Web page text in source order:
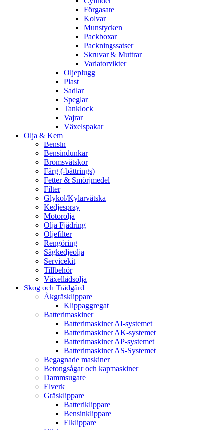
Förgasare
Kolvar
Munstycken
Packboxar
Packningssatser
Skruvar & Muttrar
Variatorvikter
Oljeplugg
Plast
Sadlar
Speglar
Tanklock
Vajrar
Växelspakar
Olja & Kem
Bensin
Bensindunkar
Bromsvätskor
Färg (-bättrings)
Fetter & Smörjmedel
Filter
Glykol/Kylarvätska
Kedjespray
Motorolja
Olja Fjädring
Oljefilter
Rengöring
Sågkedjeolja
Servicekit
Tillbehör
Växellådsolja
Skog och Trädgård
Åkgräsklippare
Klippaggregat
Batterimaskiner
Batterimaskiner AI-systemet
Batterimaskiner AK-systemet
Batterimaskiner AP-systemet
Batterimaskiner AS-Systemet
Begagnade maskiner
Betongsågar och kapmaskiner
Dammsugare
Elverk
Gräsklippare
Batteriklippare
Bensinklippare
Elklippare